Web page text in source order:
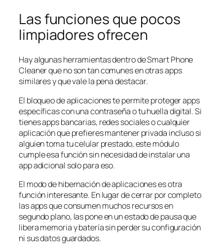
Las funciones que pocos
limpiadores ofrecen
Hay algunas herramientas dentro de Smart Phone
Cleaner que no son tan comunes en otras apps
similares y que vale la pena destacar.
El bloqueo de aplicaciones te permite proteger apps
específicas con una contraseña o tu huella digital. Si
tienes apps bancarias, redes sociales o cualquier
aplicación que prefieres mantener privada incluso si
alguien toma tu celular prestado, este módulo
cumple esa función sin necesidad de instalar una
app adicional solo para eso.
El modo de hibernación de aplicaciones es otra
función interesante. En lugar de cerrar por completo
las apps que consumen muchos recursos en
segundo plano, las pone en un estado de pausa que
libera memoria y batería sin perder su configuración
ni sus datos guardados.